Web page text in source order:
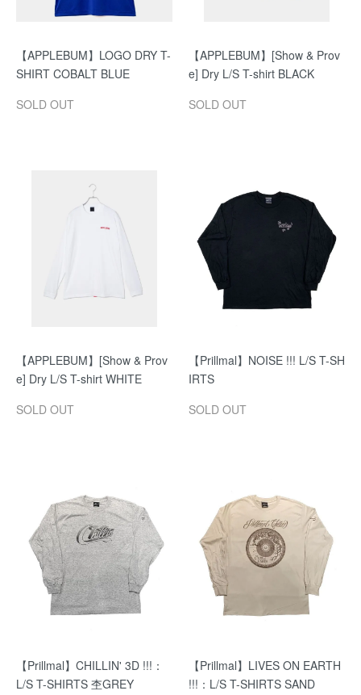
【APPLEBUM】LOGO DRY T-
SHIRT COBALT BLUE
SOLD OUT
【APPLEBUM】[Show & Prov
e] Dry L/S T-shirt BLACK
SOLD OUT
【APPLEBUM】[Show & Prov
e] Dry L/S T-shirt WHITE
SOLD OUT
【Prillmal】NOISE !!! L/S T-SH
IRTS
SOLD OUT
【Prillmal】CHILLIN' 3D !!!：
L/S T-SHIRTS 杢GREY
【Prillmal】LIVES ON EARTH
!!!：L/S T-SHIRTS SAND